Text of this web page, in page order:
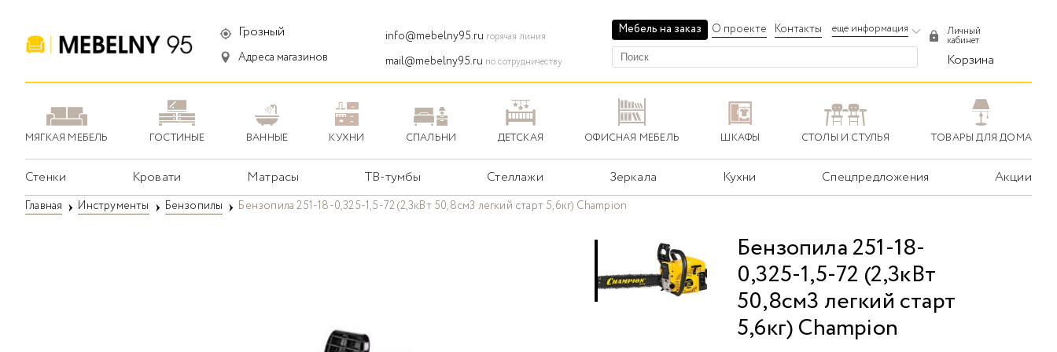
Грозный
Адреса магазинов
info@mebelny95.ru горячая линия
mail@mebelny95.ru по сотрудничеству
Мебель на заказ О проекте Контакты еще информация Личный
кабинет
Корзина
МЯГКАЯ МЕБЕЛЬ ГОСТИНЫЕ ВАННЫЕ КУХНИ СПАЛЬНИ ДЕТСКАЯ ОФИСНАЯ МЕБЕЛЬ ШКАФЫ СТОЛЫ И СТУЛЬЯ ТОВАРЫ ДЛЯ ДОМА
Стенки Кровати Матрасы ТВ-тумбы Стеллажи Зеркала Кухни Спецпредложения Акции
Главная Инструменты Бензопилы Бензопила 251-18-0,325-1,5-72 (2,3кВт 50,8см3 легкий старт 5,6кг) Champion
Бензопила 251-18-
0,325-1,5-72 (2,3кВт
50,8см3 легкий старт
5,6кг) Champion